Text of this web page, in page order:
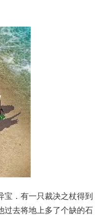
．有一只裁决之杖得到
过去将地上多了个缺的石